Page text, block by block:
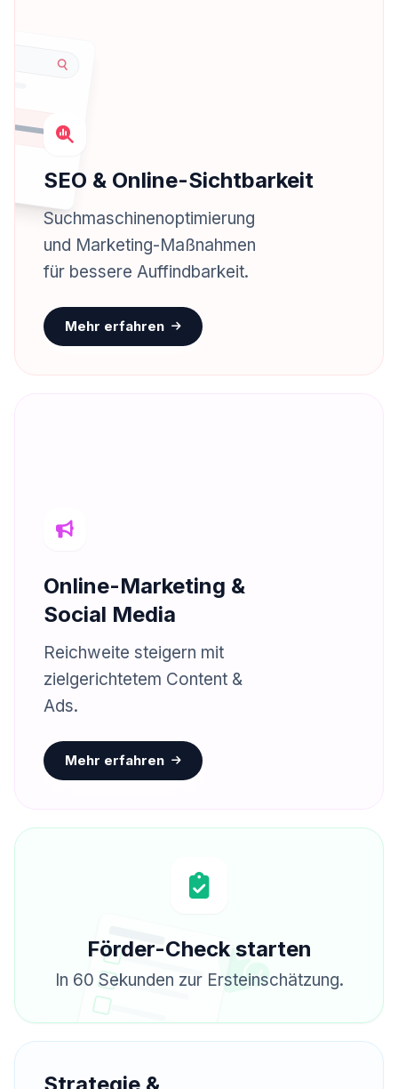
Förder-Check starten
In 60 Sekunden zur Ersteinschätzung.
SEO & Online-Sichtbarkeit
Suchmaschinenoptimierung
und Marketing-Maßnahmen
für bessere Auffindbarkeit.
Mehr erfahren
Online-Marketing &
Social Media
Reichweite steigern mit
zielgerichtetem Content &
Ads.
Mehr erfahren
Sponsored